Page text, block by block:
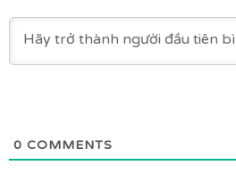
0 COMMENTS